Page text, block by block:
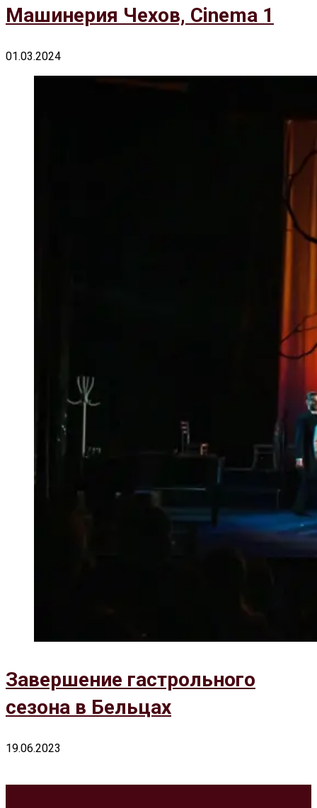
Машинерия Чехов, Cinema 1
01.03.2024
Завершение гастрольного
сезона в Бельцах
19.06.2023